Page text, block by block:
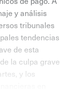
y análisis
tribunales
tendencias
de esta
la culpa grave
y los
El proyecto